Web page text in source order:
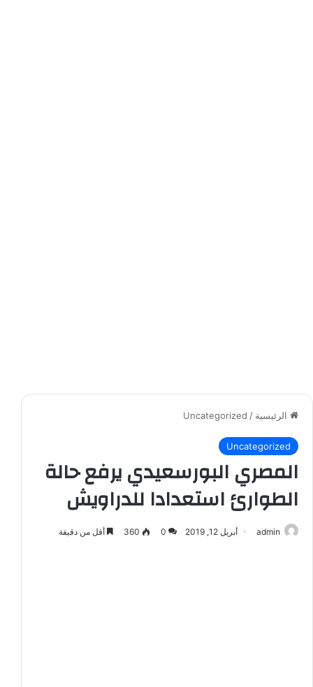
الرئيسية /
Uncategorized
Uncategorized
المصري البورسعيدي يرفع حالة
الطوارئ استعدادا للدراويش
admin أبريل 12, 2019 0
360 أقل من دقيقة